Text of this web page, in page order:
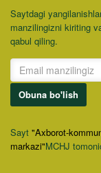
Saytdagi
manzilingizni kiriting
qabul qiling.
Obuna bo'lish
Sayt "Axborot-
markazi"MCHJ